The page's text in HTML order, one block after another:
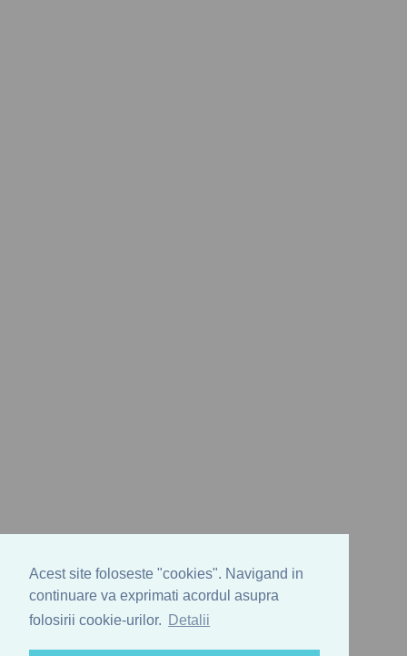
Acest site foloseste "cookies". Navigand in
continuare va exprimati acordul asupra
folosirii cookie-urilor.
Detalii